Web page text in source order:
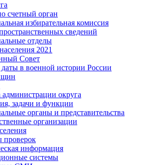
счетный орган
избирательная комиссия
сведений
отделы
2021
Совет
в военной истории России
администрации округа
задачи и функции
органы и представительства
организации
проверок
информация
системы